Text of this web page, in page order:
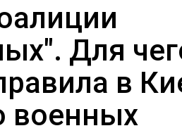
Для
в
военных